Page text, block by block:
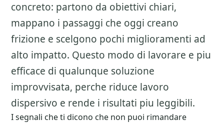
concreto: partono da obiettivi chiari,
mappano i passaggi che oggi creano
frizione e scelgono pochi miglioramenti ad
alto impatto. Questo modo di lavorare e piu
efficace di qualunque soluzione
improvvisata, perche riduce lavoro
dispersivo e rende i risultati piu leggibili.
I segnali che ti dicono che non puoi rimandare